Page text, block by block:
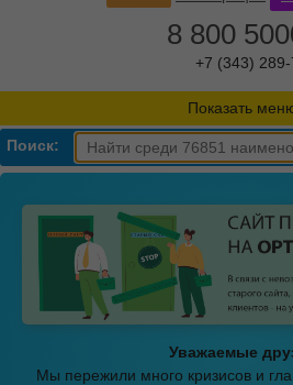
8 800
+7 (343)
Показать
Поиск:
Уважаемые
Мы пережили много кризисов и